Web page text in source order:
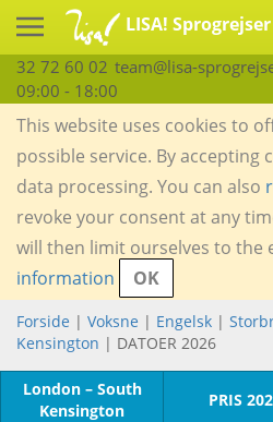
LISA! Sprogrejser
32 72 60 02 team@lisa-
09:00 - 18:00
This website uses cookies to
possible service. By accepting
data processing. You can also
revoke your consent at any
will then limit ourselves to the
information
OK
Forside | Voksne | Engelsk |
Kensington | DATOER 2026
London – South
Kensington
PRIS